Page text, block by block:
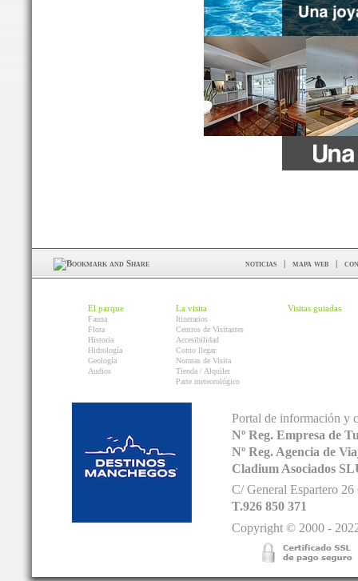
noticias | mapa web |
El parque
Fauna
Flora
Historia
Hidrología
Geología
Audios
La visita
Itinerarios
Centros de Visitantes
Accesibilidad
Como llegar
Normas de Visita
Tienda / Alquiler
Parte meteorológico
Visitas guiadas
Portal de información y
Nº Reg. Empresa de
Nº Reg. Agencia de
Cladium Asociados
C/ General Espartero
T.926 850 371
Copyright © 2000 -